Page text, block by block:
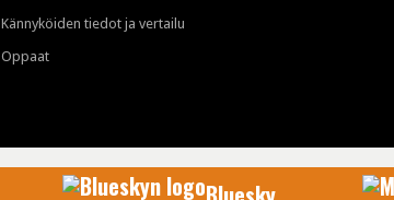
Kännyköiden tiedot ja vertailu
Oppaat